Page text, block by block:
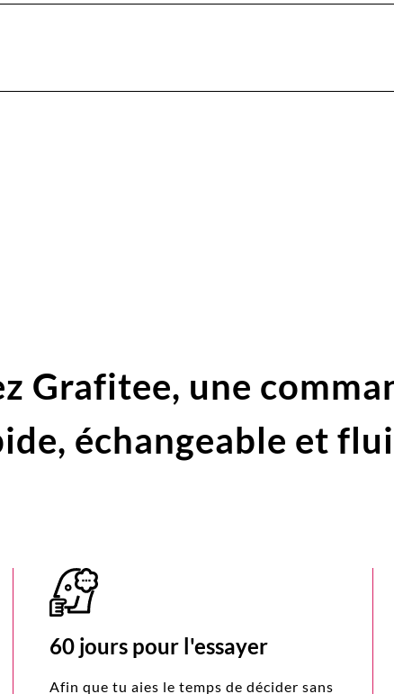
Grafitee, une
échangeable et
60 jours pour l'essayer
Afin que tu aies le temps de décider sans